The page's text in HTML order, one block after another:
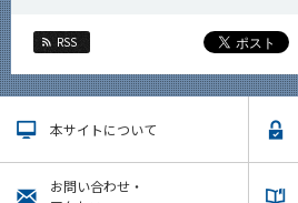
RSS
本サイトについて
お問い合わせ・